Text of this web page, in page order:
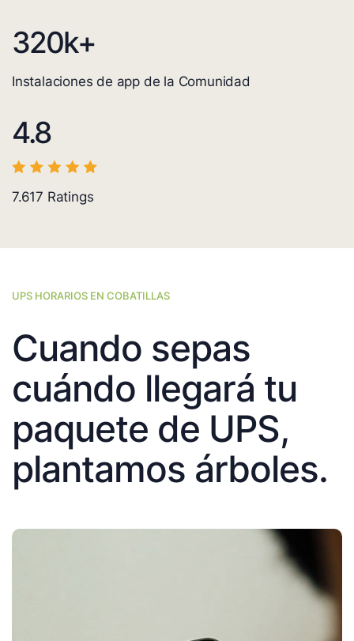
320k+
Instalaciones de app de la Comunidad
4.8
7.617 Ratings
UPS HORARIOS EN COBATILLAS
Cuando sepas
cuándo llegará tu
paquete de UPS,
plantamos árboles.